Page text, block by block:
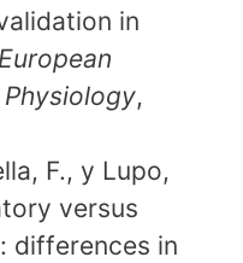
in
European
,
F., y Lupo,
versus
differences in